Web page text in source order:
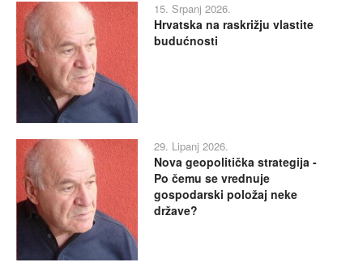
15. Srpanj 2026.
Hrvatska na raskrižju vlastite
budućnosti
29. Lipanj 2026.
Nova geopolitička strategija -
Po čemu se vrednuje
gospodarski položaj neke
države?